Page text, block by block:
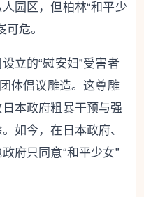
园区，但柏林“和平少
危。
的“慰安妇”受害者
体倡议雕造。这尊雕
本政府粗暴干预与强
如今，在日本政府、
府只同意“和平少女”